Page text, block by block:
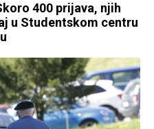
400 prijava, njih
u Studentskom centru